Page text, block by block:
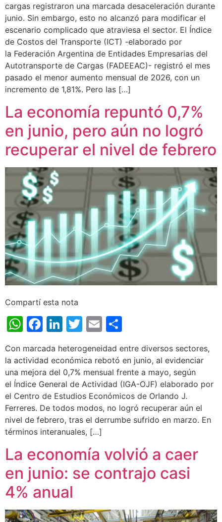
cargas registraron una marcada desaceleración durante
junio. Sin embargo, esto no alcanzó para modificar el
escenario complicado que atraviesa el sector. El Índice
de Costos del Transporte (ICT) -elaborado por
la Federación Argentina de Entidades Empresarias del
Autotransporte de Cargas (FADEEAC)- registró el mes
pasado el menor aumento mensual de 2026, con un
incremento de 1,81%. Pero las […]
La economía repuntó 0,7%
en junio, pero aún no logró
recuperar el nivel de febrero
Compartí esta nota
WhatsApp
Facebook
LinkedIn
Twitter
Email
Con marcada heterogeneidad entre diversos sectores,
la actividad económica rebotó en junio, al evidenciar
una mejora del 0,7% mensual frente a mayo, según
el Índice General de Actividad (IGA-OJF) elaborado por
el Centro de Estudios Económicos de Orlando J.
Ferreres. De todos modos, no logró recuperar aún el
nivel de febrero, tras el derrumbe sufrido en marzo. En
términos interanuales, […]
La economía volvió a caer
en junio: se contrajo casi
4% anual